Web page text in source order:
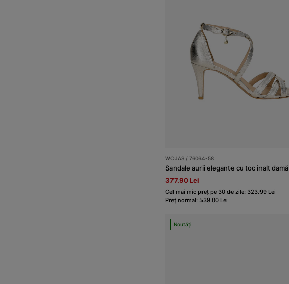
WOJAS / 76064-58
Sandale aurii elegante cu toc inalt damă
377.90 Lei
Cel mai mic preț pe 30 de zile: 323.99 Lei
Preț normal: 539.00 Lei
Noutăți